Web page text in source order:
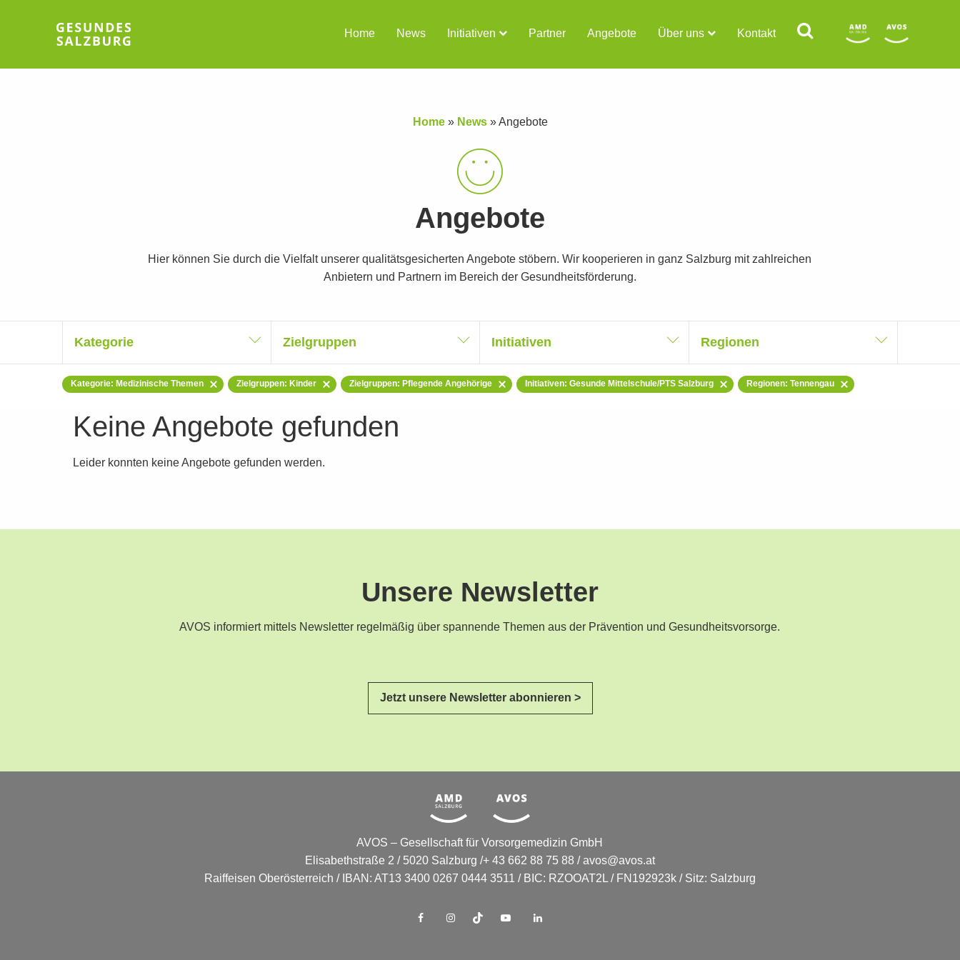
Home News Initiativen Partner Angebote Über uns Kontakt
Home» News»Angebote
Angebote
Hier können Sie durch die Vielfalt unserer qualitätsgesicherten Angebote stöbern. Wir kooperieren in ganz Salzburg mit zahlreichen
Anbietern und Partnern im Bereich der Gesundheitsförderung.
Kategorie Zielgruppen Initiativen Regionen
Kategorie: Medizinische Themen Zielgruppen: Kinder Zielgruppen: Pflegende Angehörige Initiativen: Gesunde Mittelschule/PTS Salzburg Regionen: Tennengau
Keine Angebote gefunden
Leider konnten keine Angebote gefunden werden.
Unsere Newsletter
AVOS informiert mittels Newsletter regelmäßig über spannende Themen aus der Prävention und Gesundheitsvorsorge.
Jetzt unsere Newsletter abonnieren >
AVOS – Gesellschaft für Vorsorgemedizin GmbH
Elisabethstraße 2 / 5020 Salzburg /+ 43 662 88 75 88 / avos@avos.at
Raiffeisen Oberösterreich / IBAN: AT13 3400 0267 0444 3511 / BIC: RZOOAT2L / FN192923k / Sitz: Salzburg